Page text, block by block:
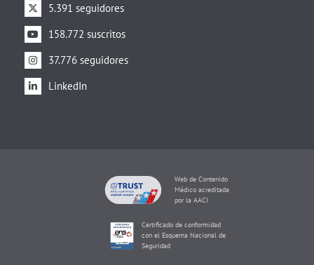
5.391 seguidores
158.772 suscritos
37.776 seguidores
LinkedIn
Web de Contenido
Médico acreditada
por la AACI
Certificado de conformidad
con el Esquema Nacional de
Seguridad